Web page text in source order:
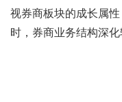
视券商板块的成长属
时，券商业务结构深化